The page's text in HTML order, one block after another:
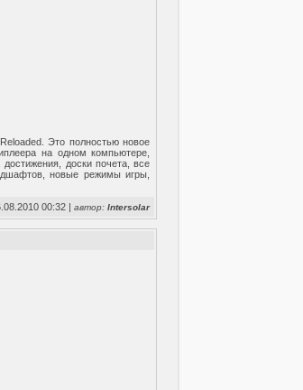
Это полностью новое
на одном компьютере,
доски почета, все
новые режимы игры,
00:32 |автор:Intersolar